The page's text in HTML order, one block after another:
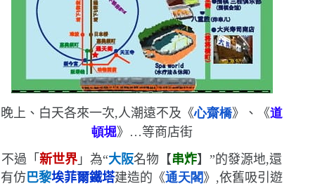
晚上、白天各來一次,人潮遠不及 《心齋橋》、 《道
頓堀》…等商店街
不過 「新世界 」為“大阪名物【串炸】”的發源地,還
有仿巴黎埃菲爾鐵塔建造的 《通天閣》,依舊吸引遊